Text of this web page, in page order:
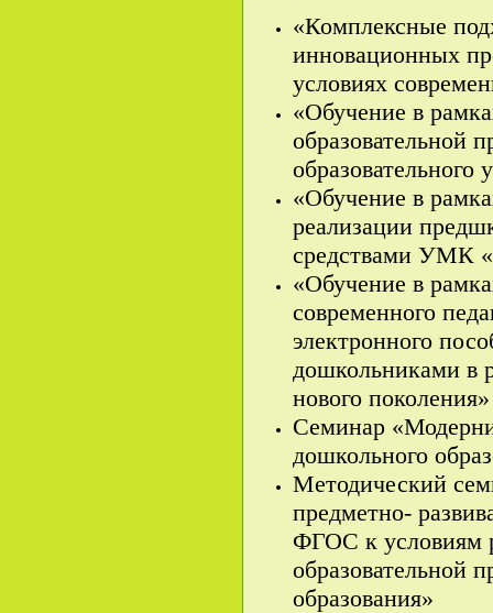
«Комплексные
инновационных
условиях
«Обучение в
образовательной
образовательного
«Обучение в
реализации
средствами УМК
«Обучение в
современного
электронного
дошкольниками
нового
Семинар
дошкольного
Методический
предметно-
ФГОС к условиям
образовательной
образования»